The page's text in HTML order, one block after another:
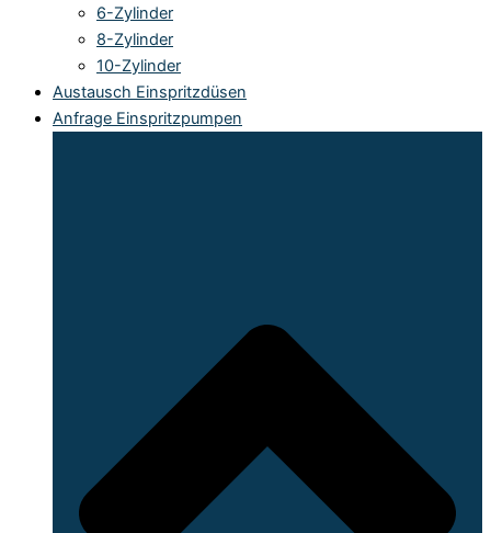
6-Zylinder
8-Zylinder
10-Zylinder
Austausch Einspritzdüsen
Anfrage Einspritzpumpen